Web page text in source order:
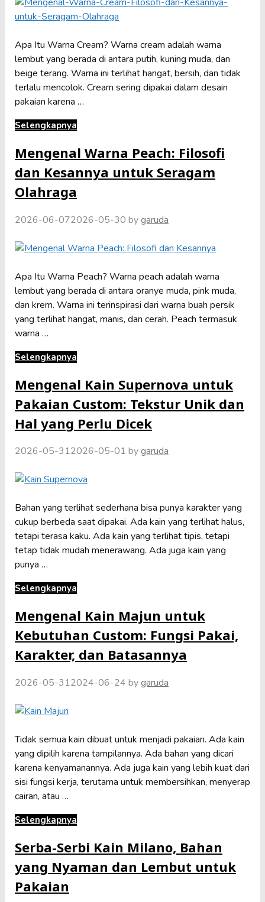
Apa Itu Warna Cream? Warna cream adalah warna
lembut yang berada di antara putih, kuning muda, dan
beige terang. Warna ini terlihat hangat, bersih, dan tidak
terlalu mencolok. Cream sering dipakai dalam desain
pakaian karena …
Selengkapnya
Mengenal Warna Peach: Filosofi
dan Kesannya untuk Seragam
Olahraga
2026-06-072026-05-30 bygaruda
Apa Itu Warna Peach? Warna peach adalah warna
lembut yang berada di antara oranye muda, pink muda,
dan krem. Warna ini terinspirasi dari warna buah persik
yang terlihat hangat, manis, dan cerah. Peach termasuk
warna …
Selengkapnya
Mengenal Kain Supernova untuk
Pakaian Custom: Tekstur Unik dan
Hal yang Perlu Dicek
2026-05-312026-05-01 bygaruda
Bahan yang terlihat sederhana bisa punya karakter yang
cukup berbeda saat dipakai. Ada kain yang terlihat halus,
tetapi terasa kaku. Ada kain yang terlihat tipis, tetapi
tetap tidak mudah menerawang. Ada juga kain yang
punya …
Selengkapnya
Mengenal Kain Majun untuk
Kebutuhan Custom: Fungsi Pakai,
Karakter, dan Batasannya
2026-05-312024-06-24 bygaruda
Tidak semua kain dibuat untuk menjadi pakaian. Ada kain
yang dipilih karena tampilannya. Ada bahan yang dicari
karena kenyamanannya. Ada juga kain yang lebih kuat dari
sisi fungsi kerja, terutama untuk membersihkan, menyerap
cairan, atau …
Selengkapnya
Serba-Serbi Kain Milano, Bahan
yang Nyaman dan Lembut untuk
Pakaian